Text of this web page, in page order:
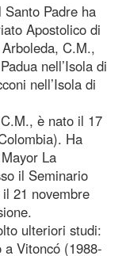
Padre ha
Apostolico di
C.M.,
nell’Isola di
nell’Isola di
è nato il 17
Ha
La
il Seminario
21 novembre
ulteriori studi:
Vitoncó (1988-